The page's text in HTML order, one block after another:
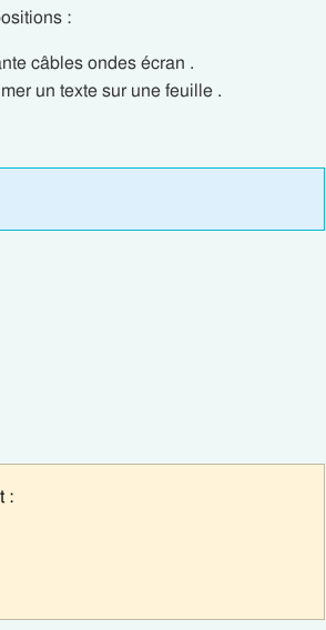
:
câbles ondes écran .
un texte sur une feuille .
: